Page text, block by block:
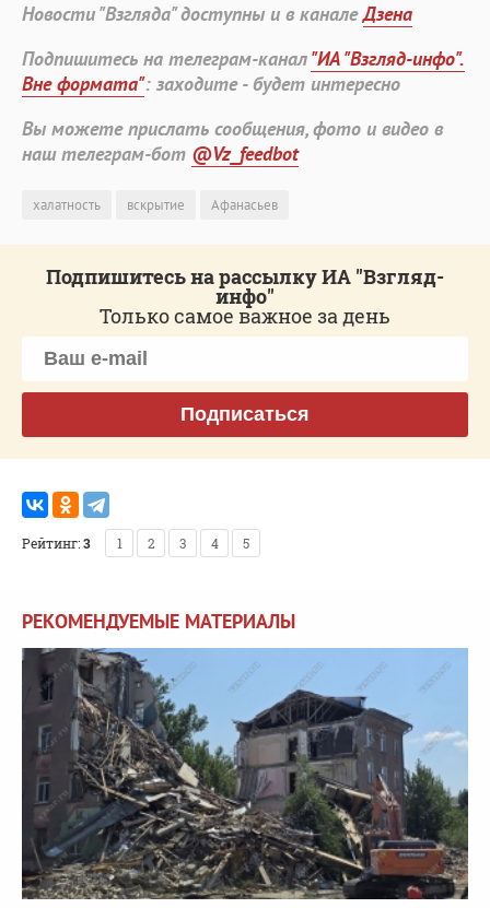
Новости "Взгляда" доступны и в каналеДзена
Подпишитесь на телеграм-канал"ИА "Взгляд-инфо".
Вне формата": заходите - будет интересно
Вы можете прислать сообщения, фото и видео в
наш телеграм-бот @Vz_feedbot
халатность вскрытие Афанасьев
Подпишитесь на рассылку ИА "Взгляд-
инфо"
Только самое важное за день
Подписаться
Рейтинг:3 1 2 3 4 5
РЕКОМЕНДУЕМЫЕ МАТЕРИАЛЫ